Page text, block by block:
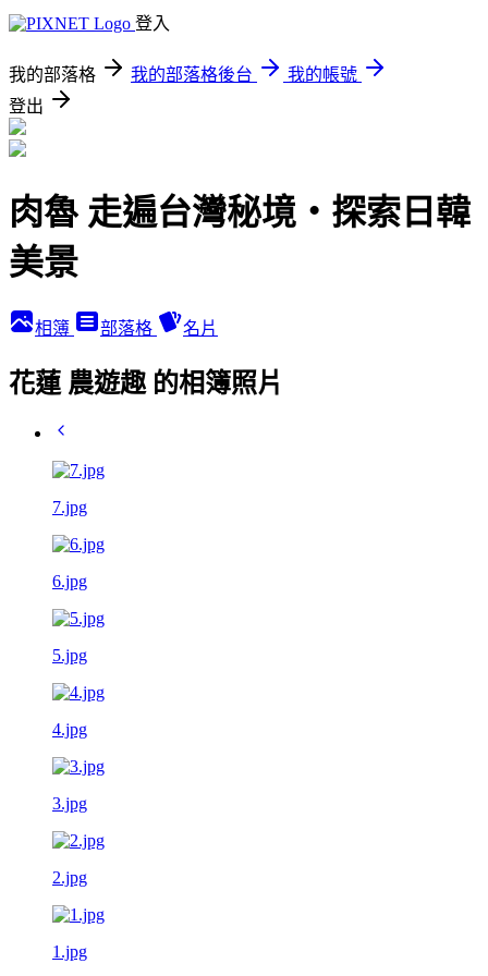
登入
我的部落格 我的部落格後台
我的帳號
登出
肉魯 走遍台灣秘境・探索日韓
美景
相簿 部落格 名片
花蓮 農遊趣 的相簿照片
7.jpg
6.jpg
5.jpg
4.jpg
3.jpg
2.jpg
1.jpg